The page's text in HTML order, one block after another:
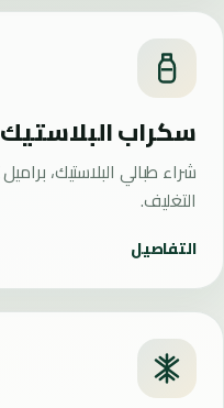
سكراب البلاستيك
التغليف.
التفاصيل